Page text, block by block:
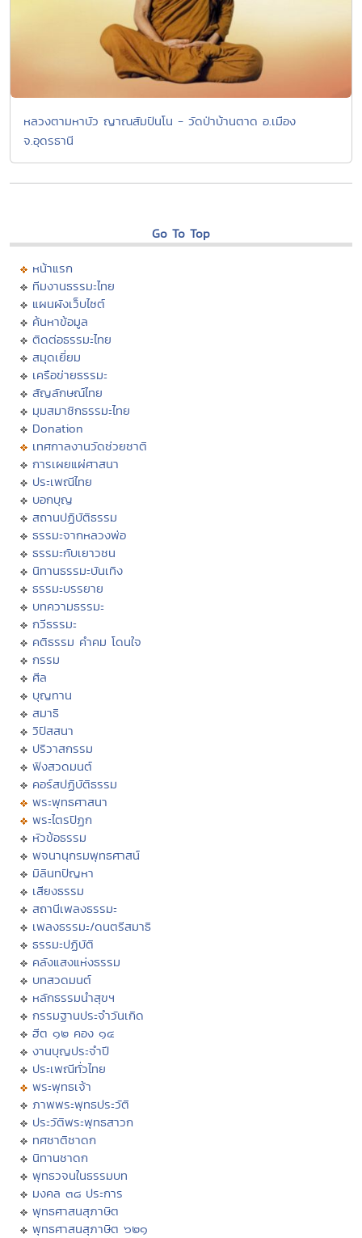
หลวงตามหาบัว ญาณสัมปันโน - วัดป่าบ้านตาด อ.เมือง
จ.อุดรธานี
Go To Top
หน้าแรก
ทีมงานธรรมะไทย
แผนผังเว็บไซต์
ค้นหาข้อมูล
ติดต่อธรรมะไทย
สมุดเยี่ยม
เครือข่ายธรรมะ
สัญลักษณ์ไทย
มุมสมาชิกธรรมะไทย
Donation
เทศกาลงานวัดช่วยชาติ
การเผยแผ่ศาสนา
ประเพณีไทย
บอกบุญ
สถานปฏิบัติธรรม
ธรรมะจากหลวงพ่อ
ธรรมะกับเยาวชน
นิทานธรรมะบันเทิง
ธรรมะบรรยาย
บทความธรรมะ
กวีธรรมะ
คติธรรม คำคม โดนใจ
กรรม
ศีล
บุญทาน
สมาธิ
วิปัสสนา
ปริวาสกรรม
ฟังสวดมนต์
คอร์สปฏิบัติธรรม
พระพุทธศาสนา
พระไตรปิฏก
หัวข้อธรรม
พจนานุกรมพุทธศาสน์
มิลินทปัญหา
เสียงธรรม
สถานีเพลงธรรมะ
เพลงธรรมะ/ดนตรีสมาธิ
ธรรมะปฏิบัติ
คลังแสงแห่งธรรม
บทสวดมนต์
หลักธรรมนำสุขฯ
กรรมฐานประจำวันเกิด
ฮีต ๑๒ คอง ๑๔
งานบุญประจำปี
ประเพณีทั่วไทย
พระพุทธเจ้า
ภาพพระพุทธประวัติ
ประวัติพระพุทธสาวก
ทศชาติชาดก
นิทานชาดก
พุทธวจนในธรรมบท
มงคล ๓๘ ประการ
พุทธศาสนสุภาษิต
พุทธศาสนสุภาษิต ๖๒๑